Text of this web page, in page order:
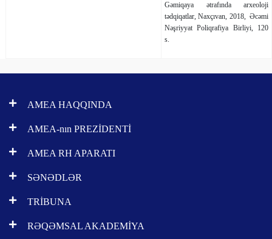
Gəmiqaya ətrafında arxeoloji
tədqiqatlar, Naxçıvan, 2018, Əcəmi
Nəşriyyat Poliqrafiya Birliyi, 120
s.
AMEA HAQQINDA
AMEA-nın PREZİDENTİ
AMEA RH APARATI
SƏNƏDLƏR
TRİBUNA
RƏQƏMSAL AKADEMİYA